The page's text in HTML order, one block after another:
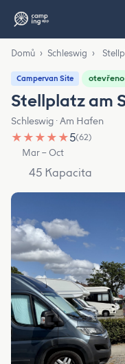
Domů › Schleswig ›
Campervan Site otevřeno
Stellplatz am
Schleswig · Am Hafen
★ ★ ★ ★ ★5(62)
Mar – Oct
45 Kapacita